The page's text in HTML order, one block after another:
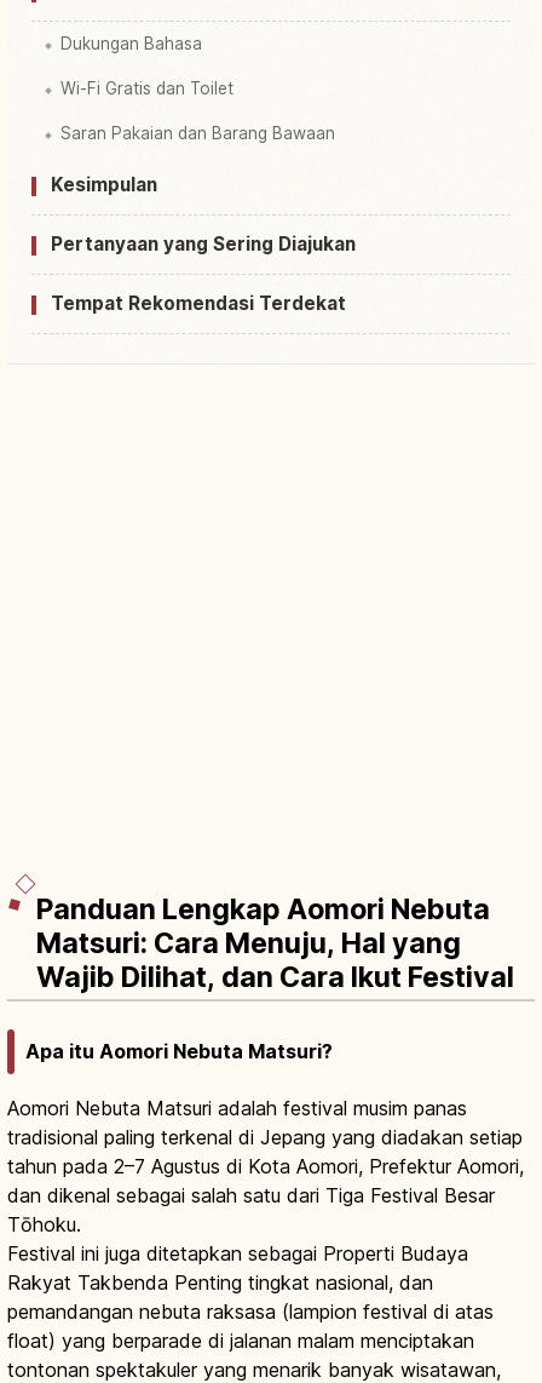
Dukungan Bahasa
Wi-Fi Gratis dan Toilet
Saran Pakaian dan Barang Bawaan
Kesimpulan
Pertanyaan yang Sering Diajukan
Tempat Rekomendasi Terdekat
Panduan Lengkap Aomori Nebuta
Matsuri: Cara Menuju, Hal yang
Wajib Dilihat, dan Cara Ikut Festival
Apa itu Aomori Nebuta Matsuri?
Aomori Nebuta Matsuri adalah festival musim panas
tradisional paling terkenal di Jepang yang diadakan setiap
tahun pada 2–7 Agustus di Kota Aomori, Prefektur Aomori,
dan dikenal sebagai salah satu dari Tiga Festival Besar
Tōhoku.
Festival ini juga ditetapkan sebagai Properti Budaya
Rakyat Takbenda Penting tingkat nasional, dan
pemandangan nebuta raksasa (lampion festival di atas
float) yang berparade di jalanan malam menciptakan
tontonan spektakuler yang menarik banyak wisatawan,